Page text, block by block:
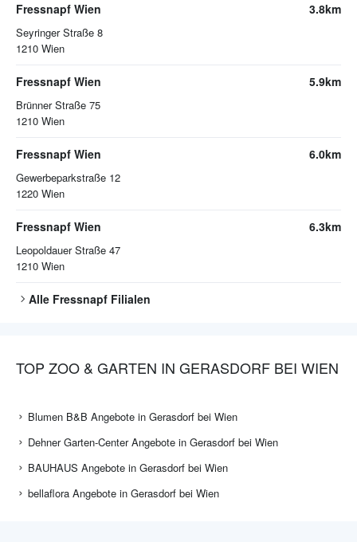
Fressnapf Wien
Seyringer Straße 8
1210 Wien
3.8km
Fressnapf Wien
Brünner Straße 75
1210 Wien
5.9km
Fressnapf Wien
Gewerbeparkstraße 12
1220 Wien
6.0km
Fressnapf Wien
Leopoldauer Straße 47
1210 Wien
6.3km
Alle Fressnapf Filialen
TOP ZOO & GARTEN IN GERASDORF BEI WIEN
Blumen B&B Angebote in Gerasdorf bei Wien
Dehner Garten-Center Angebote in Gerasdorf bei Wien
BAUHAUS Angebote in Gerasdorf bei Wien
bellaflora Angebote in Gerasdorf bei Wien